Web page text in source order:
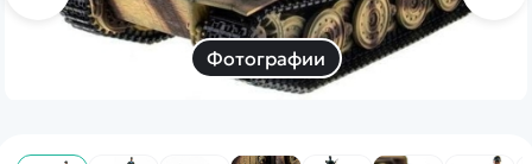
Фотографии
Дополнительный способ связи
WhatsApp/Мобильный
Есть вопрос? Можем связаться с вами